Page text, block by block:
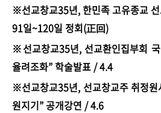
※선교창교35년, 한민족 고유종교
91일~120일 정회(正回)
※선교창교35년, 선교환인집부회
율려조화” 학술발표 / 4.4
※선교창교35년, 선교창교주 취정원
원지기” 공개강연 / 4.6